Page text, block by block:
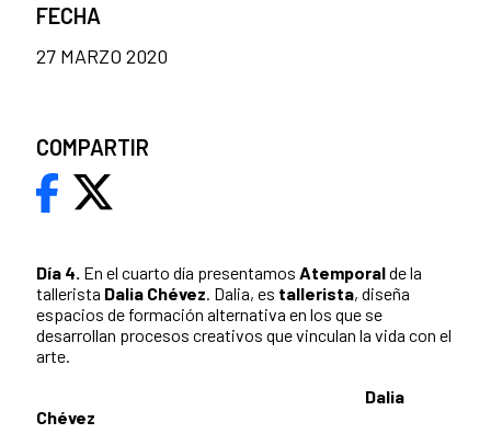
Día 4. En el cuarto día presentamos Atemporalde la
tallerista Dalia Chévez. Dalia, es tallerista, diseña
espacios de formación alternativa en los que se
desarrollan procesos creativos que vinculan la vida con el
arte.
Dalia
Chévez
FECHA
27 MARZO 2020
COMPARTIR